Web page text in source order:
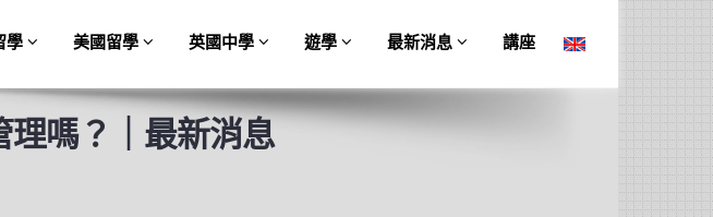
學 美國留學 英國中學 遊學 最新消息 講座
嗎？｜最新消息